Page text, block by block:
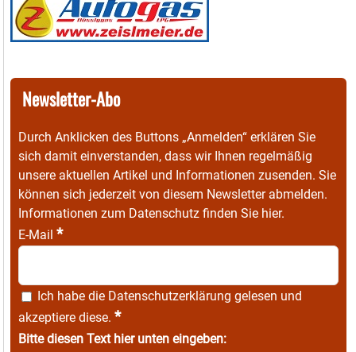
Newsletter-Abo
Durch Anklicken des Buttons „Anmelden“ erklären Sie
sich damit einverstanden, dass wir Ihnen regelmäßig
unsere aktuellen Artikel und Informationen zusenden. Sie
können sich jederzeit von diesem Newsletter abmelden.
Informationen zum Datenschutz finden Sie hier.
E-Mail *
Ich habe die Datenschutzerklärung gelesen und
akzeptiere diese. *
Bitte diesen Text hier unten eingeben: